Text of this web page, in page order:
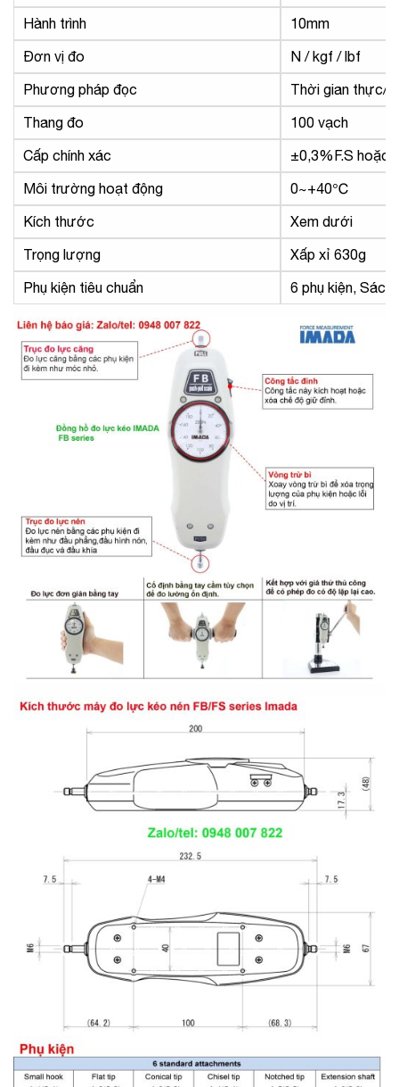
Hành trình 10mm
Đơn vị đo N / kgf / lbf
Phương pháp đọc Thời gian thực/
Thang đo 100 vạch
Cấp chính xác ±0,3%F.S hoặc
Môi trường hoạt động 0~+40℃
Kích thước Xem dưới
Trọng lượng Xấp xỉ 630g
Phụ kiện tiêu chuẩn 6 phụ kiện, Sách